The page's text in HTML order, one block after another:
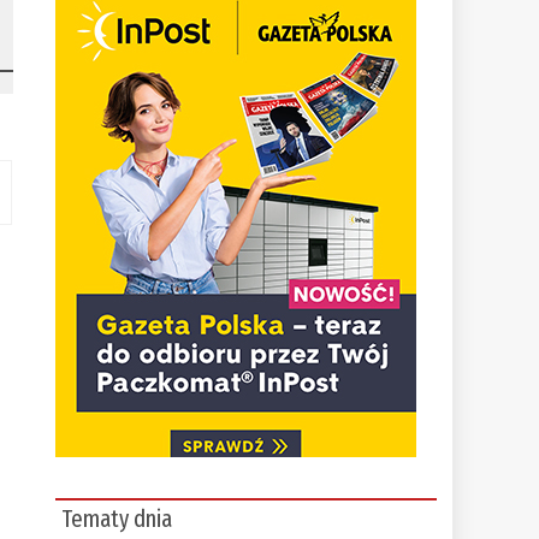
Tematy dnia